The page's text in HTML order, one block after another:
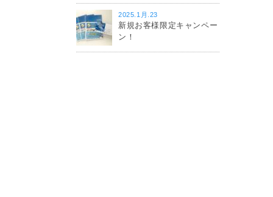
2025.1月.23
新規お客様限定キャンペー
ン！